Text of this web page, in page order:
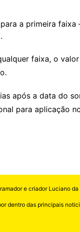
a primeira
faixa, o
após a data do
para aplicação
e criador Luciano
dentro das principais